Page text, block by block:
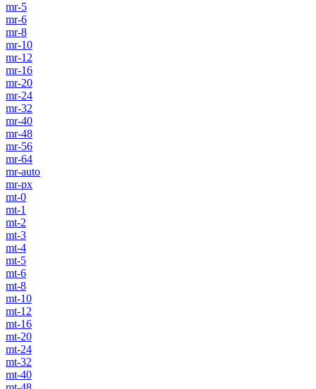
mr-5
mr-6
mr-8
mr-10
mr-12
mr-16
mr-20
mr-24
mr-32
mr-40
mr-48
mr-56
mr-64
mr-auto
mr-px
mt-0
mt-1
mt-2
mt-3
mt-4
mt-5
mt-6
mt-8
mt-10
mt-12
mt-16
mt-20
mt-24
mt-32
mt-40